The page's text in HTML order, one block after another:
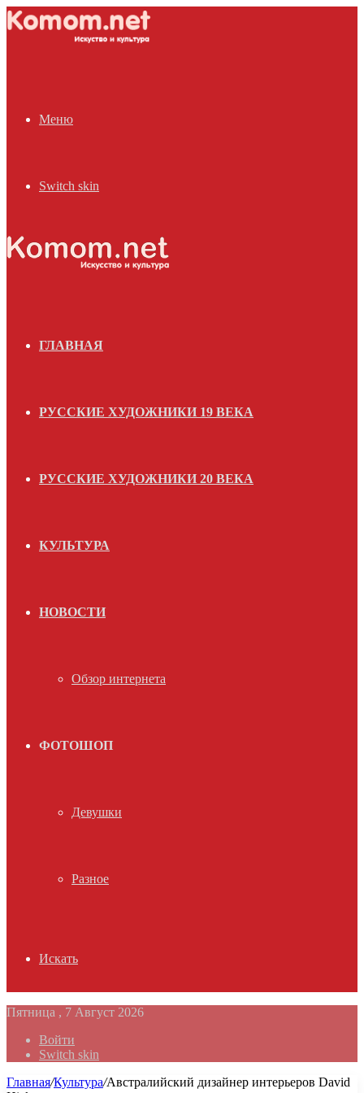
Меню
Switch skin
ГЛАВНАЯ
РУССКИЕ ХУДОЖНИКИ 19 ВЕКА
РУССКИЕ ХУДОЖНИКИ 20 ВЕКА
КУЛЬТУРА
НОВОСТИ
Обзор интернета
ФОТОШОП
Девушки
Разное
Искать
Пятница , 7 Август 2026
Войти
Switch skin
Главная/Культура/Австралийский дизайнер интерьеров David